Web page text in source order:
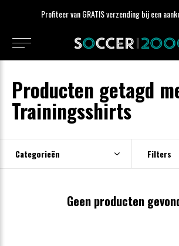
Profiteer van GRATIS verzending bij een
Producten getagd
Trainingsshirts
Categorieën Filters
Geen producten